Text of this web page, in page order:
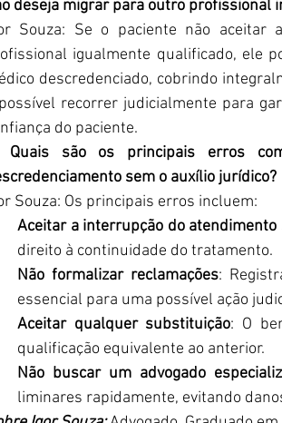
deseja migrar para outro profissional
Souza: Se o paciente não aceitar
igualmente qualificado, ele
descredenciado, cobrindo
recorrer judicialmente para
do paciente.
Quais são os principais erros
sem o auxílio jurídico?
Souza: Os principais erros incluem:
Aceitar a interrupção do atendimento
direito à continuidade do tratamento.
Não formalizar reclamações:
essencial para uma possível ação
Aceitar qualquer substituição: O
qualificação equivalente ao anterior.
Não buscar um advogado
liminares rapidamente, evitando